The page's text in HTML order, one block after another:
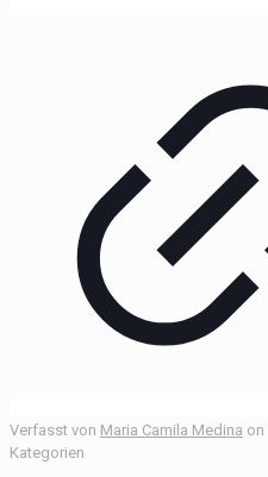
Verfasst von Maria Camila Medina on
Kategorien